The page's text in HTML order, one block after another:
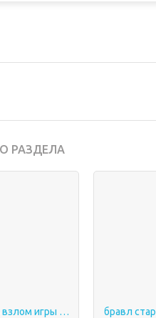
РАЗДЕЛА
скачать взлом игры бравл старс бравл